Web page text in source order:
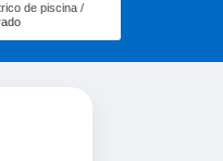
de piscina